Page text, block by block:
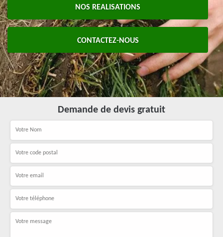
NOS REALISATIONS
CONTACTEZ-NOUS
Demande de devis gratuit